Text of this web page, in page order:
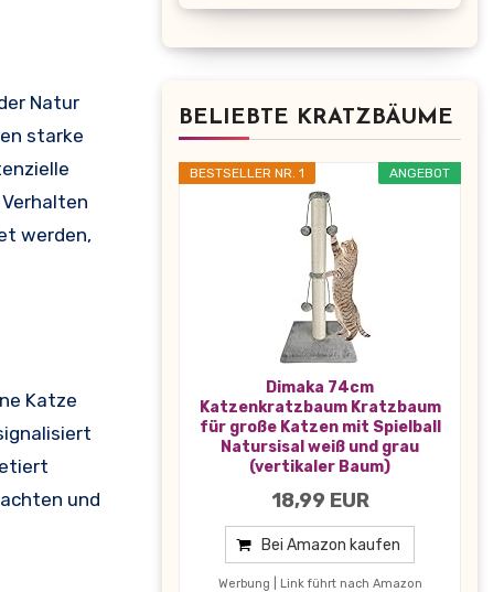
Natur
starke
werden,
Katze
und
BELIEBTE KRATZBÄUME
ANGEBOT
BESTSELLER NR. 1
Dimaka 74cm
Katzenkratzbaum Kratzbaum
für große Katzen mit Spielball
Natursisal weiß und grau
(vertikaler Baum)
18,99 EUR
Bei Amazon kaufen
Werbung | Link führt nach Amazon